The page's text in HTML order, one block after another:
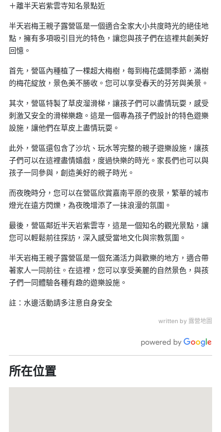
＋離半天岩紫雲寺知名景點近
半天岩梅王親子露營區是一個適合全家大小共度時光的絕佳地
點，擁有多項吸引目光的特色，讓您與孩子們在這裡共創美好
回憶。
首先，營區內種植了一棵超大梅樹，每到梅花盛開季節，滿樹
的梅花綻放，景色美不勝收。您可以享受春天的芬芳與美景。
其次，營區特製了草皮溜滑梯，讓孩子們可以盡情玩耍，感受
刺激又安全的滑梯樂趣。這是一個專為孩子們設計的特色遊樂
設施，讓他們在草皮上盡情玩耍。
此外，營區還包含了沙坑、玩水等完整的親子遊樂設施，讓孩
子們可以在這裡盡情嬉戲，度過快樂的時光。家長們也可以與
孩子一同參與，創造美好的親子時光。
而夜晚時分，您可以在營區欣賞嘉南平原的夜景，繁華的城市
燈光在遠方閃爍，為夜晚增添了一抹浪漫的氛圍。
最後，營區鄰近半天岩紫雲寺，這是一個知名的觀光景點，讓
您可以輕鬆前往探訪，深入感受當地文化與宗教氛圍。
半天岩梅王親子露營區是一個充滿活力與歡樂的地方，適合帶
著家人一同前往。在這裡，您可以享受美麗的自然景色，與孩
子們一同體驗各種有趣的遊樂設施。
註：水邊活動請多注意自身安全
written by 露營地圖
所在位置